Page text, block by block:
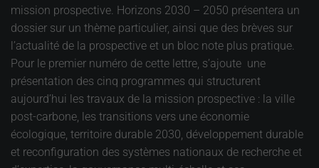
mission prospective. Horizons 2030 – 2050 présentera un
dossier sur un thème particulier, ainsi que des brèves sur
l’actualité de la prospective et un bloc note plus pratique.
Pour le premier numéro de cette lettre, s’ajoute une
présentation des cinq programmes qui structurent
aujourd’hui les travaux de la mission prospective : la ville
post-carbone, les transitions vers une économie
écologique, territoire durable 2030, développement durable
et reconfiguration des systèmes nationaux de recherche et